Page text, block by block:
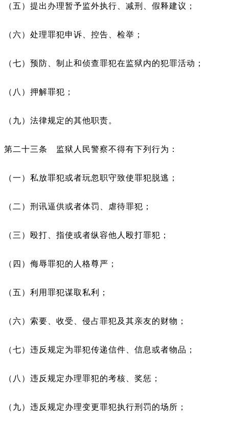
（五）提出办理暂予监外执行、减刑、假释建议；
（六）处理罪犯申诉、控告、检举；
（七）预防、制止和侦查罪犯在监狱内的犯罪活动；
（八）押解罪犯；
（九）法律规定的其他职责。
第二十三条 监狱人民警察不得有下列行为：
（一）私放罪犯或者玩忽职守致使罪犯脱逃；
（二）刑讯逼供或者体罚、虐待罪犯；
（三）殴打、指使或者纵容他人殴打罪犯；
（四）侮辱罪犯的人格尊严；
（五）利用罪犯谋取私利；
（六）索要、收受、侵占罪犯及其亲友的财物；
（七）违反规定为罪犯传递信件、信息或者物品；
（八）违反规定办理罪犯的考核、奖惩；
（九）违反规定办理变更罪犯执行刑罚的场所；